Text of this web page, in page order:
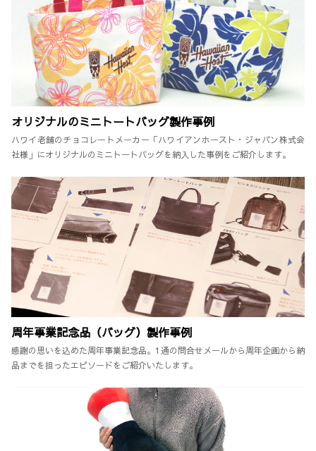
オリジナルのミニトートバッグ製作事例
ハワイ老舗のチョコレートメーカー「ハワイアンホースト・ジャパン株式会
社様」にオリジナルのミニトートバッグを納入した事例をご紹介します。
周年事業記念品（バッグ）製作事例
感謝の思いを込めた周年事業記念品。1通の問合せメールから周年企画から納
品までを担ったエピソードをご紹介いたします。